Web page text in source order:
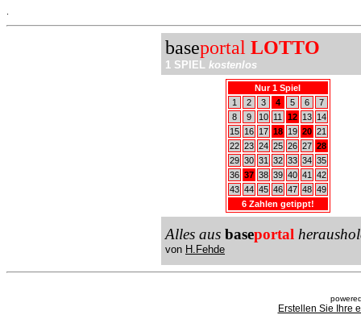
baseportal LOTTO
1 SPIEL kostenlos
Nur 1 Spiel
1
2 3 4 5 6
7
8
9 10 11 12 13
14
15
16 17 18 19 20 21
22 23 24 25 26 27 28
29 30 31 32 33 34 35
36 37 38 39 40 41
42
43 44 45 46 47 48 49
6 Zahlen getippt!
Alles aus baseportal
von H.Fehde
Erstellen Sie Ihre